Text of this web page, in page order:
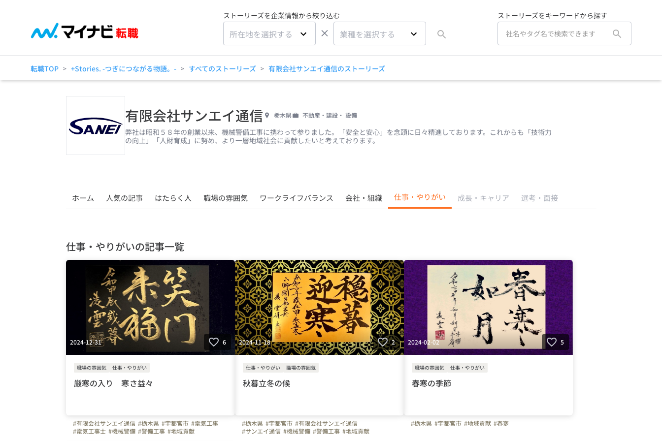
ストーリーズを企業情報から絞り込む
所在地を選択する × 業種を選択する
ストーリーズをキーワードから探す
転職TOP > +Stories. -つぎにつながる物語。- > すべてのストーリーズ > 有限会社サンエイ通信のストーリーズ
有限会社サンエイ通信 栃木県 不動産・建設・ 設備
弊社は昭和５８年の創業以来、機械警備工事に携わって参りました。「安全と安心」を念頭に日々精進しております。これからも「技術力
の向上」「人財育成」に努め、より一層地域社会に貢献したいと考えております。
ホーム 人気の記事 はたらく人 職場の雰囲気 ワークライフバランス 会社・組織 仕事・やりがい 成長・キャリア 選考・面接
仕事・やりがいの記事一覧
2024-12-31 6
職場の雰囲気 仕事・やりがい
厳寒の入り 寒さ益々
#有限会社サンエイ通信 #栃木県 #宇都宮市 #電気工事
#電気工事士 #機械警備 #警備工事 #地域貢献
2024-11-18 2
仕事・やりがい 職場の雰囲気
秋暮立冬の候
#栃木県 #宇都宮市 #有限会社サンエイ通信
#サンエイ通信 #機械警備 #警備工事 #地域貢献
2024-02-02 5
職場の雰囲気 仕事・やりがい
春寒の季節
#栃木県 #宇都宮市 #地域貢献 #春寒